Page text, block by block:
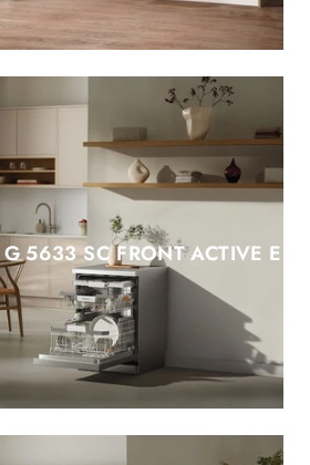
5633 SC FRONT ACTIVE E